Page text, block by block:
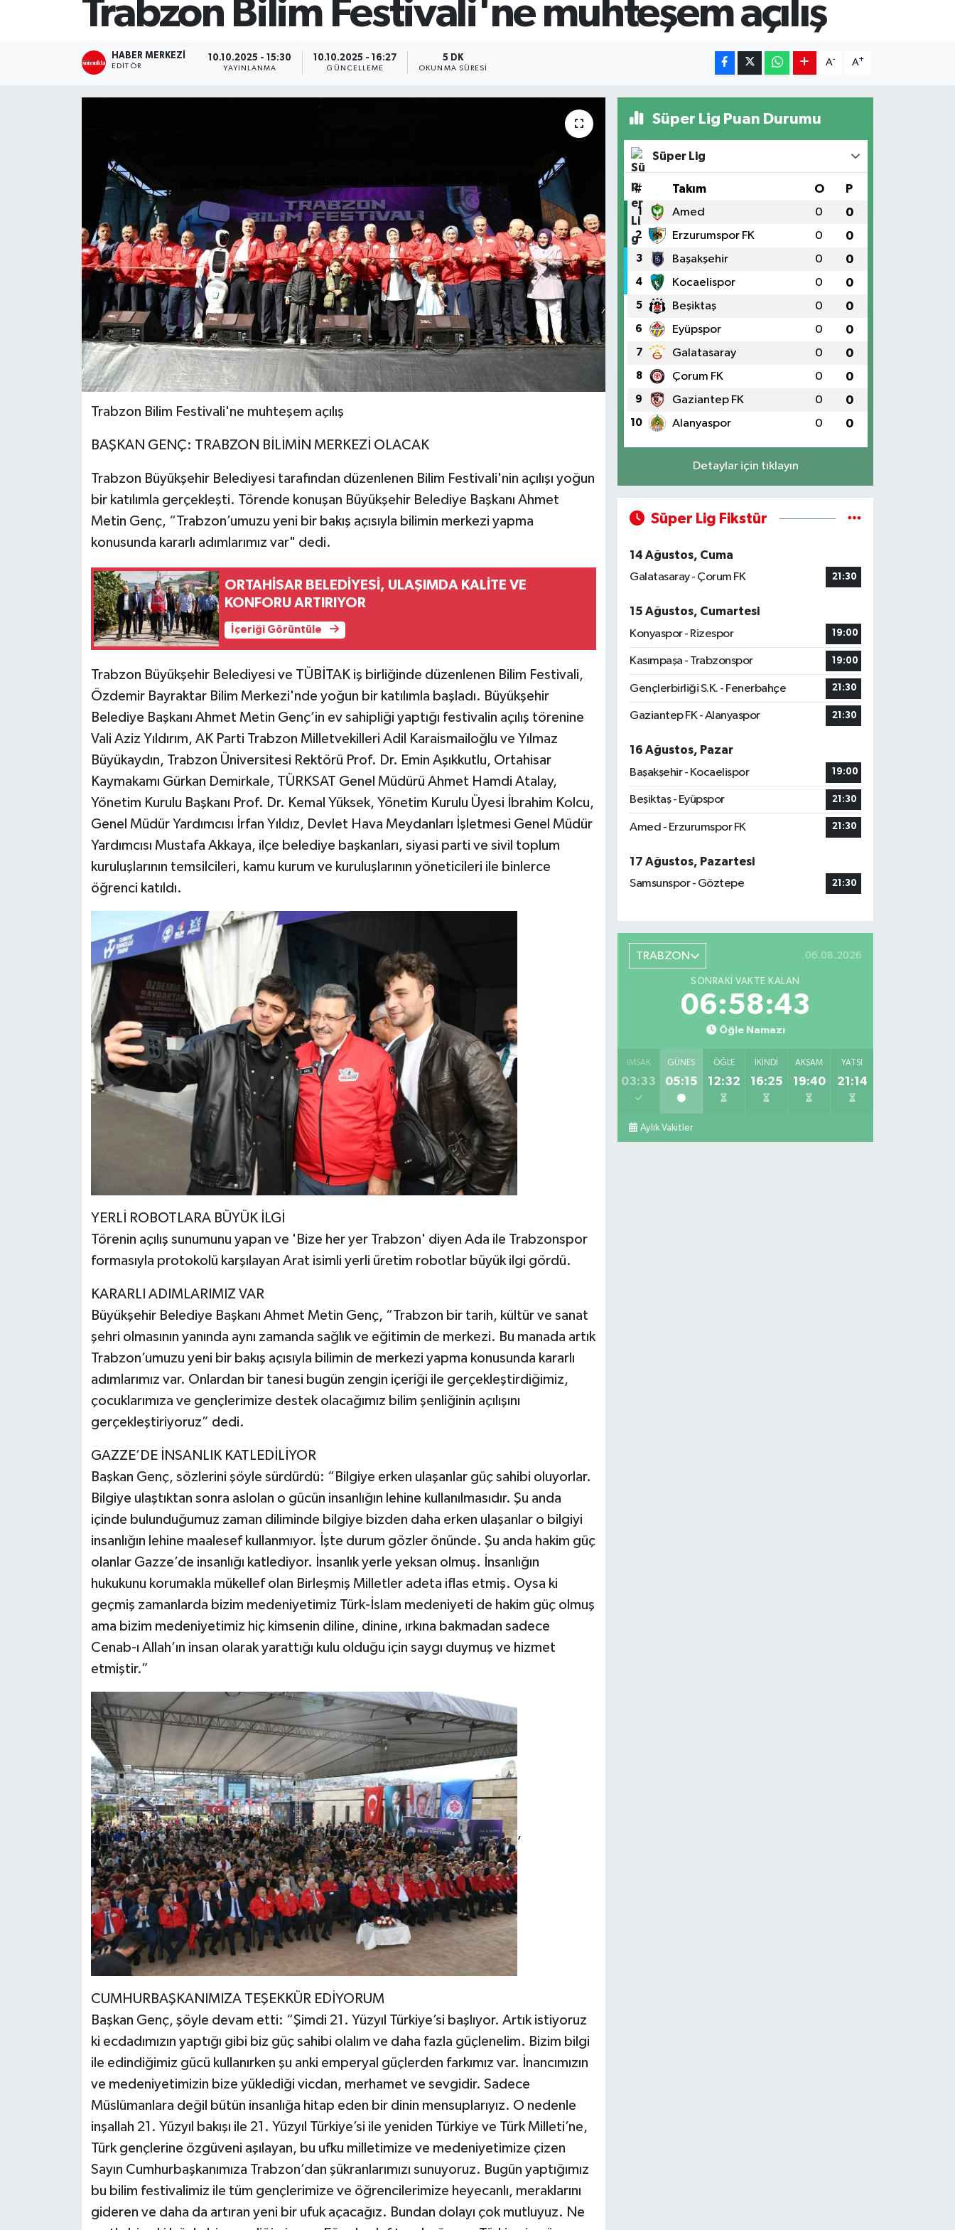
Trabzon Bilim Festivali'ne muhteşem açılış
HABER MERKEZI
EDITÖR
10.10.2025 - 15:30
YAYINLANMA
10.10.2025 - 16:27
GÜNCELLEME
5 DK
OKUNMA SÜRESI
A- A+
Trabzon Bilim Festivali'ne muhteşem açılış
BAŞKAN GENÇ: TRABZON BİLİMİN MERKEZİ OLACAK
Trabzon Büyükşehir Belediyesi tarafından düzenlenen Bilim Festivali'nin açılışı yoğun
bir katılımla gerçekleşti. Törende konuşan Büyükşehir Belediye Başkanı Ahmet
Metin Genç, “Trabzon’umuzu yeni bir bakış açısıyla bilimin merkezi yapma
konusunda kararlı adımlarımız var" dedi.
ORTAHİSAR BELEDİYESİ, ULAŞIMDA KALİTE VE
KONFORU ARTIRIYOR
İçeriği Görüntüle
Trabzon Büyükşehir Belediyesi ve TÜBİTAK iş birliğinde düzenlenen Bilim Festivali,
Özdemir Bayraktar Bilim Merkezi'nde yoğun bir katılımla başladı. Büyükşehir
Belediye Başkanı Ahmet Metin Genç’in ev sahipliği yaptığı festivalin açılış törenine
Vali Aziz Yıldırım, AK Parti Trabzon Milletvekilleri Adil Karaismailoğlu ve Yılmaz
Büyükaydın, Trabzon Üniversitesi Rektörü Prof. Dr. Emin Aşıkkutlu, Ortahisar
Kaymakamı Gürkan Demirkale, TÜRKSAT Genel Müdürü Ahmet Hamdi Atalay,
Yönetim Kurulu Başkanı Prof. Dr. Kemal Yüksek, Yönetim Kurulu Üyesi İbrahim Kolcu,
Genel Müdür Yardımcısı İrfan Yıldız, Devlet Hava Meydanları İşletmesi Genel Müdür
Yardımcısı Mustafa Akkaya, ilçe belediye başkanları, siyasi parti ve sivil toplum
kuruluşlarının temsilcileri, kamu kurum ve kuruluşlarının yöneticileri ile binlerce
öğrenci katıldı.
YERLİ ROBOTLARA BÜYÜK İLGİ
Törenin açılış sunumunu yapan ve 'Bize her yer Trabzon' diyen Ada ile Trabzonspor
formasıyla protokolü karşılayan Arat isimli yerli üretim robotlar büyük ilgi gördü.
KARARLI ADIMLARIMIZ VAR
Büyükşehir Belediye Başkanı Ahmet Metin Genç, “Trabzon bir tarih, kültür ve sanat
şehri olmasının yanında aynı zamanda sağlık ve eğitimin de merkezi. Bu manada artık
Trabzon’umuzu yeni bir bakış açısıyla bilimin de merkezi yapma konusunda kararlı
adımlarımız var. Onlardan bir tanesi bugün zengin içeriği ile gerçekleştirdiğimiz,
çocuklarımıza ve gençlerimize destek olacağımız bilim şenliğinin açılışını
gerçekleştiriyoruz” dedi.
GAZZE’DE İNSANLIK KATLEDİLİYOR
Başkan Genç, sözlerini şöyle sürdürdü: “Bilgiye erken ulaşanlar güç sahibi oluyorlar.
Bilgiye ulaştıktan sonra aslolan o gücün insanlığın lehine kullanılmasıdır. Şu anda
içinde bulunduğumuz zaman diliminde bilgiye bizden daha erken ulaşanlar o bilgiyi
insanlığın lehine maalesef kullanmıyor. İşte durum gözler önünde. Şu anda hakim güç
olanlar Gazze’de insanlığı katlediyor. İnsanlık yerle yeksan olmuş. İnsanlığın
hukukunu korumakla mükellef olan Birleşmiş Milletler adeta iflas etmiş. Oysa ki
geçmiş zamanlarda bizim medeniyetimiz Türk-İslam medeniyeti de hakim güç olmuş
ama bizim medeniyetimiz hiç kimsenin diline, dinine, ırkına bakmadan sadece
Cenab-ı Allah’ın insan olarak yarattığı kulu olduğu için saygı duymuş ve hizmet
etmiştir.”
,
CUMHURBAŞKANIMIZA TEŞEKKÜR EDİYORUM
Başkan Genç, şöyle devam etti: “Şimdi 21. Yüzyıl Türkiye’si başlıyor. Artık istiyoruz
ki ecdadımızın yaptığı gibi biz güç sahibi olalım ve daha fazla güçlenelim. Bizim bilgi
ile edindiğimiz gücü kullanırken şu anki emperyal güçlerden farkımız var. İnancımızın
ve medeniyetimizin bize yüklediği vicdan, merhamet ve sevgidir. Sadece
Müslümanlara değil bütün insanlığa hitap eden bir dinin mensuplarıyız. O nedenle
inşallah 21. Yüzyıl bakışı ile 21. Yüzyıl Türkiye’si ile yeniden Türkiye ve Türk Milleti’ne,
Türk gençlerine özgüveni aşılayan, bu ufku milletimize ve medeniyetimize çizen
Sayın Cumhurbaşkanımıza Trabzon’dan şükranlarımızı sunuyoruz. Bugün yaptığımız
bu bilim festivalimiz ile tüm gençlerimize ve öğrencilerimize heyecanlı, meraklarını
gideren ve daha da artıran yeni bir ufuk açacağız. Bundan dolayı çok mutluyuz. Ne
Süper Lig Puan Durumu
Süper Lig
# Takım O P
1 Amed 0 0
2 Erzurumspor FK 0 0
3 Başakşehir 0 0
4 Kocaelispor 0 0
5 Beşiktaş 0 0
6 Eyüpspor 0 0
7 Galatasaray 0 0
8 Çorum FK 0 0
9 Gaziantep FK 0 0
10 Alanyaspor 0 0
Detaylar için tıklayın
Süper Lig Fikstür
14 Ağustos, Cuma
Galatasaray - Çorum FK
21:30
15 Ağustos, Cumartesi
Konyaspor - Rizespor
19:00
Kasımpaşa - Trabzonspor 19:00
Gençlerbirliği S.K. - Fenerbahçe 21:30
Gaziantep FK - Alanyaspor 21:30
16 Ağustos, Pazar
Başakşehir - Kocaelispor
19:00
Beşiktaş - Eyüpspor 21:30
Amed - Erzurumspor FK 21:30
17 Ağustos, Pazartesi
Samsunspor - Göztepe
21:30
TRABZON 06.08.2026
SONRAKI VAKTE KALAN
06:58:42
Öğle Namazı
İMSAK
03:33
GÜNEŞ
05:15
ÖĞLE
12:32
İKINDI
16:25
AKŞAM
19:40
YATSI
21:14
Aylık Vakitler
Teknoloji
TRABZON